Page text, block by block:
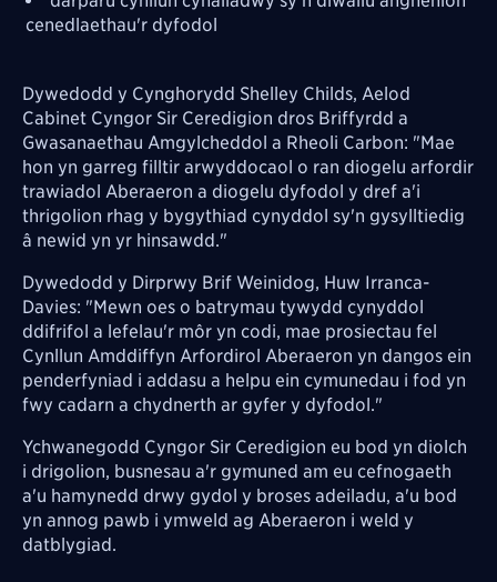
cenedlaethau'r dyfodol
Dywedodd y Cynghorydd Shelley Childs, Aelod
Cabinet Cyngor Sir Ceredigion dros Briffyrdd a
Gwasanaethau Amgylcheddol a Rheoli Carbon: "Mae
hon yn garreg filltir arwyddocaol o ran diogelu arfordir
trawiadol Aberaeron a diogelu dyfodol y dref a'i
thrigolion rhag y bygythiad cynyddol sy'n gysylltiedig
â newid yn yr hinsawdd."
Dywedodd y Dirprwy Brif Weinidog, Huw Irranca-
Davies: "Mewn oes o batrymau tywydd cynyddol
ddifrifol a lefelau'r môr yn codi, mae prosiectau fel
Cynllun Amddiffyn Arfordirol Aberaeron yn dangos ein
penderfyniad i addasu a helpu ein cymunedau i fod yn
fwy cadarn a chydnerth ar gyfer y dyfodol."
Ychwanegodd Cyngor Sir Ceredigion eu bod yn diolch
i drigolion, busnesau a'r gymuned am eu cefnogaeth
a'u hamynedd drwy gydol y broses adeiladu, a'u bod
yn annog pawb i ymweld ag Aberaeron i weld y
datblygiad.